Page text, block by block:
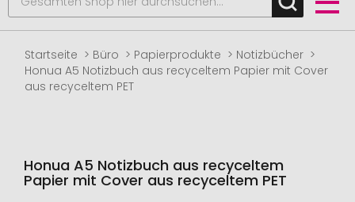
Startseite Büro Papierprodukte
Notizbücher
Honua A5 Notizbuch aus recyceltem Papier mit Cover
aus recyceltem PET
Honua A5 Notizbuch aus recyceltem
Papier mit Cover aus recyceltem PET